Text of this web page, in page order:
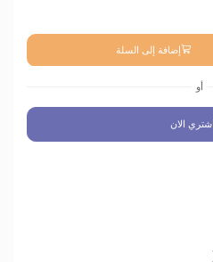
إضافة إلى السلة
أو
اشتري الان